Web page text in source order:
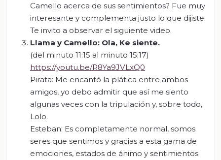
Camello acerca de sus sentimientos? Fue muy
interesante y complementa justo lo que dijiste.
Te invito a observar el siguiente video.
Llama y Camello: Ola, Ke siente.
(del minuto 11:15 al minuto 15:17)
https://youtu.be/R8Ya9JVLxQ0
Pirata: Me encantó la plática entre ambos
amigos, yo debo admitir que así me siento
algunas veces con la tripulación y, sobre todo,
Lolo.
Esteban: Es completamente normal, somos
seres que sentimos y gracias a esta gama de
emociones, estados de ánimo y sentimientos